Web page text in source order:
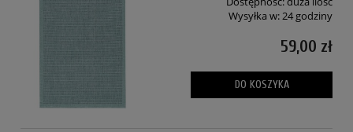
Wysyłka w:24 godziny
59,00 zł
DO KOSZYKA